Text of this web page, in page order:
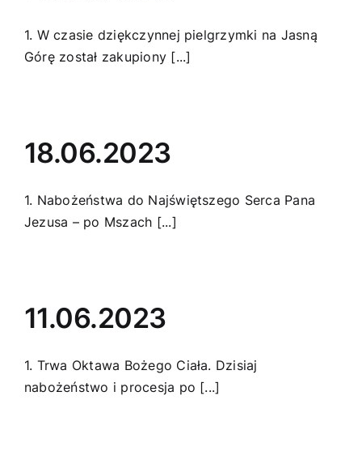
1. W czasie dziękczynnej pielgrzymki na Jasną
Górę został zakupiony [...]
18.06.2023
1. Nabożeństwa do Najświętszego Serca Pana
Jezusa – po Mszach [...]
11.06.2023
1. Trwa Oktawa Bożego Ciała. Dzisiaj
nabożeństwo i procesja po [...]